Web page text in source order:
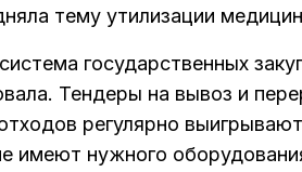
тему утилизации
государственных
Тендеры на вывоз и
регулярно
имеют нужного